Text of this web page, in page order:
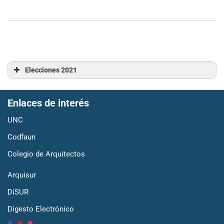
Elecciones 2021
Resultados
Autoridades Unipersonales FAUD y Consejeros/as del HCD.
amplia mayoría, resultando reelectos Mariela Marchisio como
Decana y Guillermo Olguín como Vicedecano con más del
70% de los votos.
Enlaces de interés
UNC
Codfaun
Colegio de Arquitectos
Arquisur
DiSUR
Digesto Electrónico